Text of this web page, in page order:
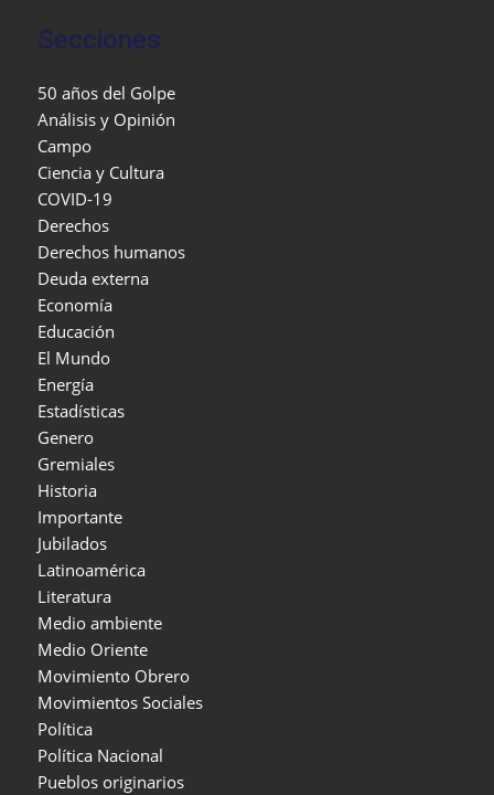
Secciones
50 años del Golpe
Análisis y Opinión
Campo
Ciencia y Cultura
COVID-19
Derechos
Derechos humanos
Deuda externa
Economía
Educación
El Mundo
Energía
Estadísticas
Genero
Gremiales
Historia
Importante
Jubilados
Latinoamérica
Literatura
Medio ambiente
Medio Oriente
Movimiento Obrero
Movimientos Sociales
Política
Política Nacional
Pueblos originarios